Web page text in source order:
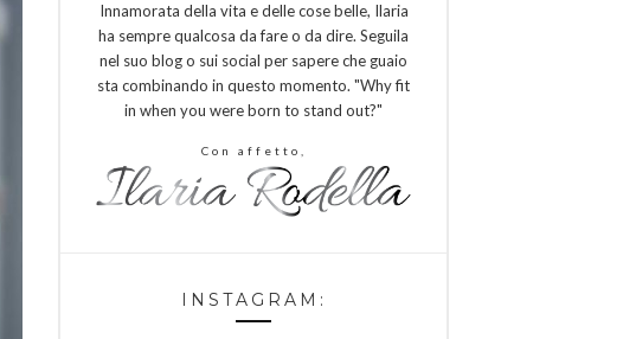
Innamorata della vita e delle cose belle, Ilaria
ha sempre qualcosa da fare o da dire. Seguila
nel suo blog o sui social per sapere che guaio
sta combinando in questo momento. "Why fit
in when you were born to stand out?"
Con affetto,
INSTAGRAM: